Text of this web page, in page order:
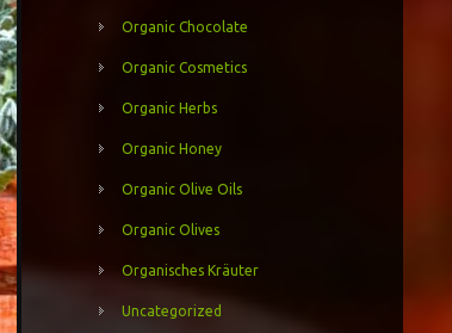
Organic Chocolate
Organic Cosmetics
Organic Herbs
Organic Honey
Organic Olive Oils
Organic Olives
Organisches Kräuter
Uncategorized